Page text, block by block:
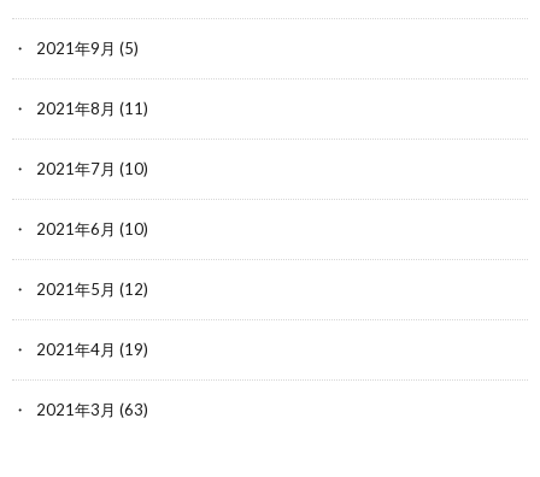
2021年9月 (5)
2021年8月 (11)
2021年7月 (10)
2021年6月 (10)
2021年5月 (12)
2021年4月 (19)
2021年3月 (63)